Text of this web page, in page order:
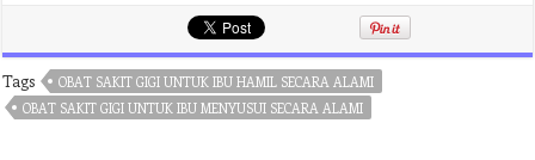
Tags
OBAT SAKIT GIGI UNTUK IBU HAMIL SECARA ALAMI
OBAT SAKIT GIGI UNTUK IBU MENYUSUI SECARA ALAMI